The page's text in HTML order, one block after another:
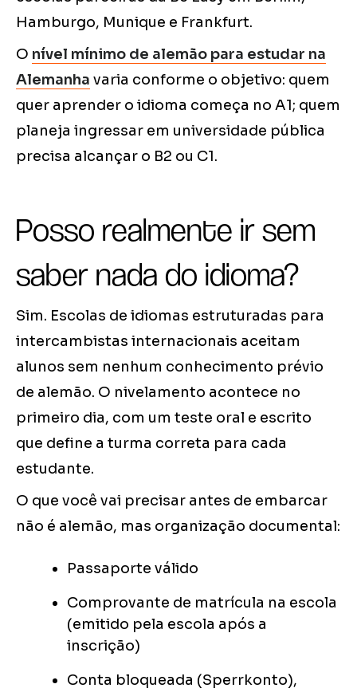
Hamburgo, Munique e Frankfurt.
O nível mínimo de alemão para estudar na
Alemanha varia conforme o objetivo: quem
quer aprender o idioma começa no A1; quem
planeja ingressar em universidade pública
precisa alcançar o B2 ou C1.
Posso realmente ir sem
saber nada do idioma?
Sim. Escolas de idiomas estruturadas para
intercambistas internacionais aceitam
alunos sem nenhum conhecimento prévio
de alemão. O nivelamento acontece no
primeiro dia, com um teste oral e escrito
que define a turma correta para cada
estudante.
O que você vai precisar antes de embarcar
não é alemão, mas organização documental:
Passaporte válido
Comprovante de matrícula na escola
(emitido pela escola após a
inscrição)
Conta bloqueada (Sperrkonto),